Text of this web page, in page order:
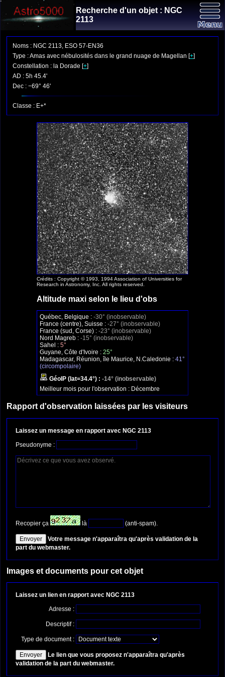
Recherche d'un objet : NGC
2113
Noms : NGC 2113, ESO 57-EN36
Type : Amas avec nébulosités dans le grand nuage de Magellan [+]
Constellation : la Dorade [+]
AD : 5h 45.4'
Dec : −69° 46'
Classe : E+*
Crédits : Copyright © 1993, 1994 Association of Universities for
Research in Astronomy, Inc. All rights reserved.
Altitude maxi selon le lieu d'obs
Québec, Belgique : -30° (inobservable)
France (centre), Suisse : -27° (inobservable)
France (sud, Corse) : -23° (inobservable)
Nord Magreb : -15° (inobservable)
Sahel : 5°
Guyane, Côte d'Ivoire : 25°
Madagascar, Réunion, île Maurice, N.Caledonie : 41°
(circompolaire)
GéoIP (lat=34.4°) : -14° (inobservable)
Meilleur mois pour l'observation : Décembre
Rapport d'observation laissées par les visiteurs
Laissez un message en rapport avec NGC 2113
Pseudonyme :
Recopier ça là (anti-spam).
Votre message n'apparaîtra qu'après validation de la
part du webmaster.
Images et documents pour cet objet
Laissez un lien en rapport avec NGC 2113
Adresse :
Descriptif :
Type de document :
Le lien que vous proposez n'apparaîtra qu'après
validation de la part du webmaster.